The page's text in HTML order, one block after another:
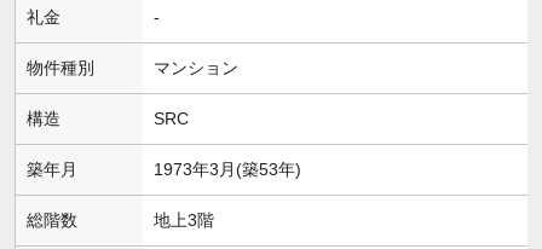
礼金 -
物件種別 マンション
構造 SRC
築年月 1973年3月(築53年)
総階数 地上3階